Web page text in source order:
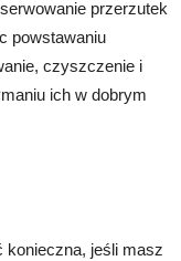
przerzutek
powstawaniu
czyszczenie i
ich w dobrym
konieczna, jeśli masz